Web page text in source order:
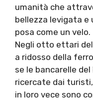
umanità che
bellezza levigata e
posa come un velo.
Negli otto ettari
a ridosso della
se le bancarelle
ricercate dai
in loro vece sono